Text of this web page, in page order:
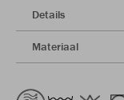
Details
Materiaal